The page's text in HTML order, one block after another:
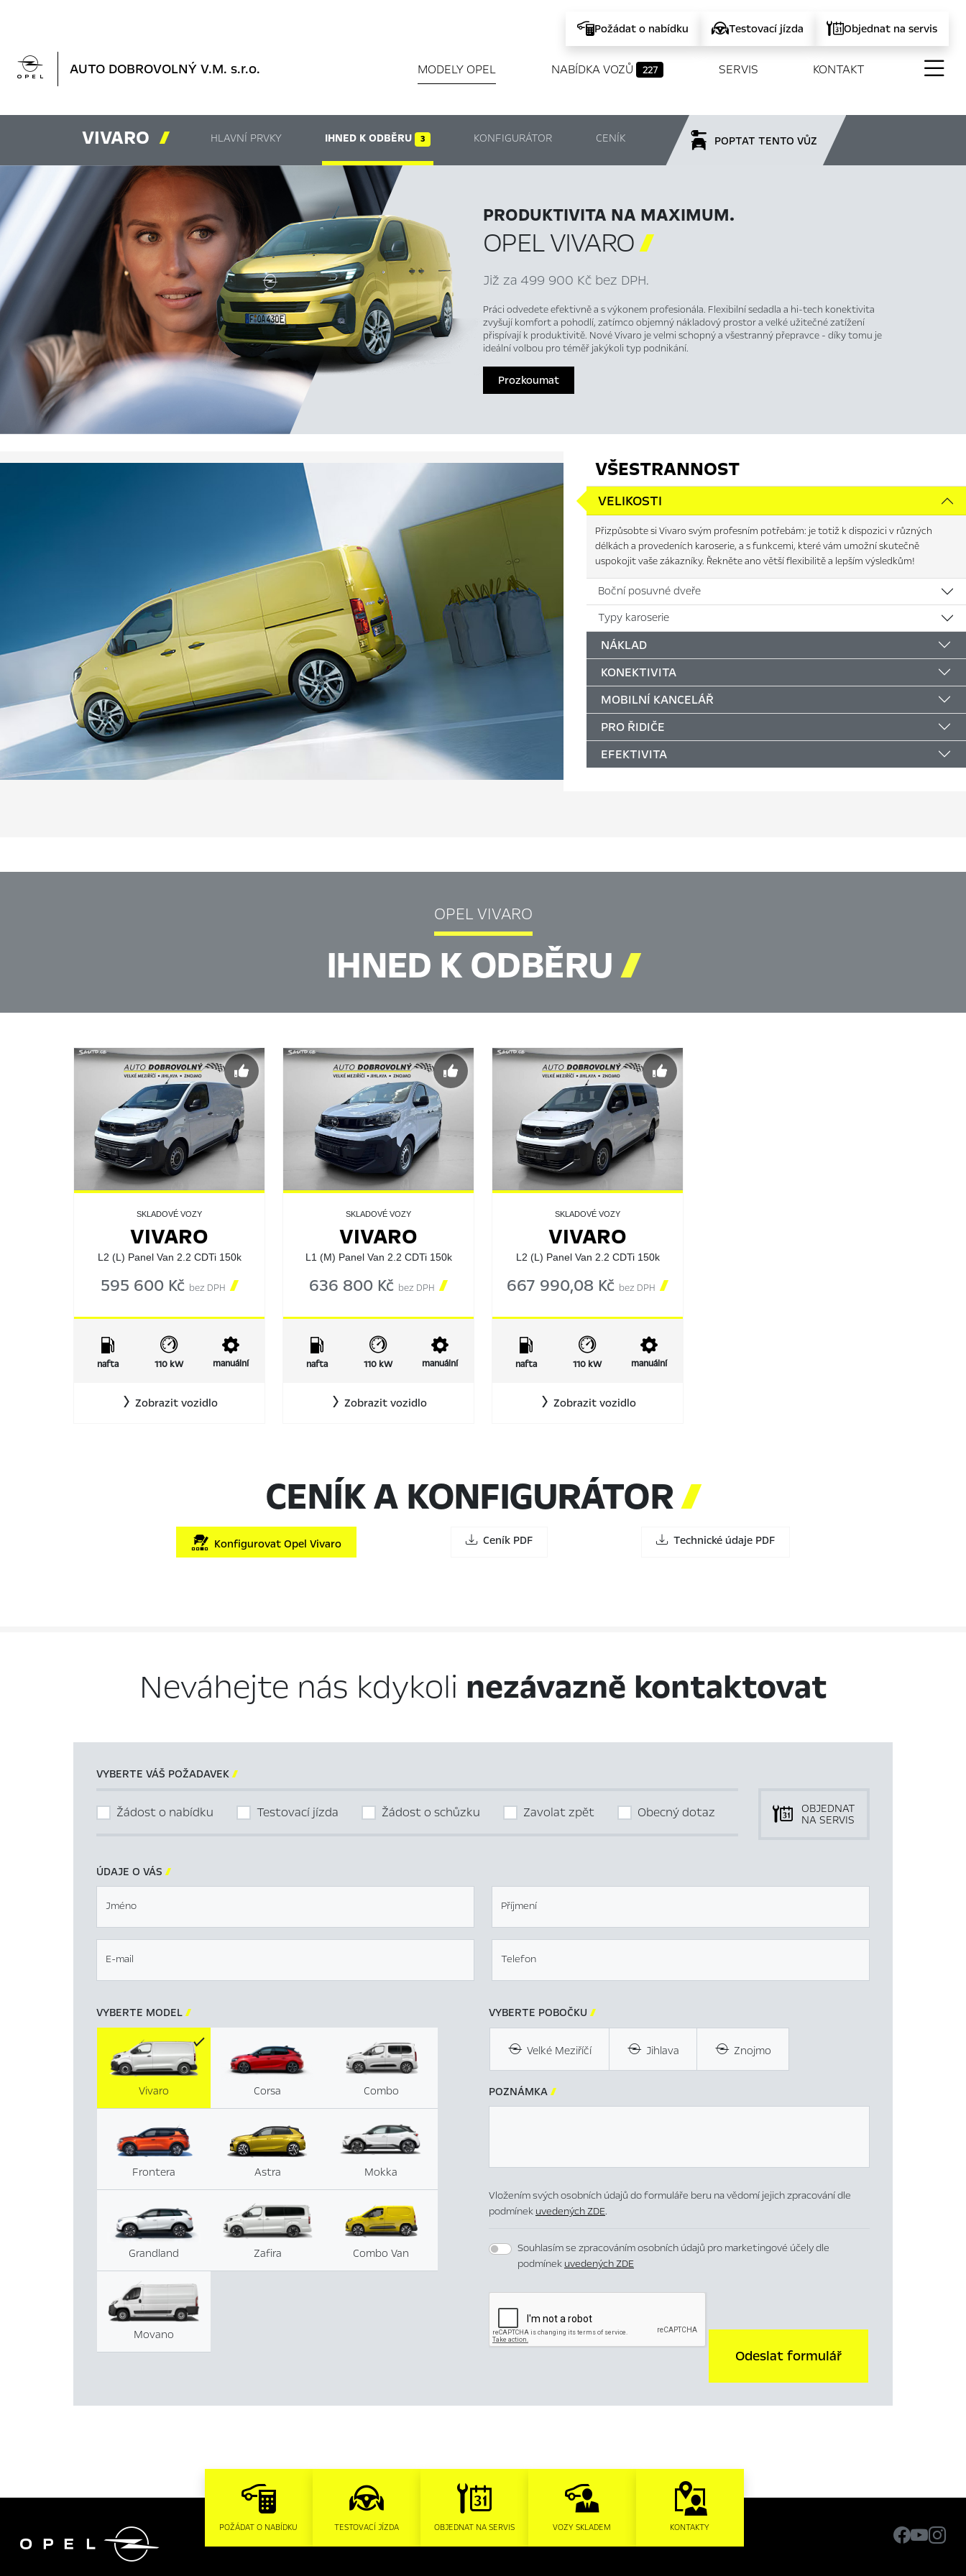
Požádat o nabídku Testovací jízda Objednat na servis
 AUTO DOBROVOLNÝ V.M. s.r.o. MODELY OPEL NABÍDKA VOZŮ 227 SERVIS KONTAKT
VIVARO  HLAVNÍ PRVKY IHNED K ODBĚRU 3 KONFIGURÁTOR CENÍK POPTAT TENTO VŮZ
PRODUKTIVITA NA MAXIMUM.
OPEL VIVARO
Již za 499 900 Kč bez DPH.
Práci odvedete efektivně a s výkonem profesionála. Flexibilní sedadla a hi-tech konektivita
zvyšují komfort a pohodlí, zatímco objemný nákladový prostor a velké užitečné zatížení
přispívají k produktivitě. Nové Vivaro je velmi schopný a všestranný přepravce - díky tomu je
ideální volbou pro téměř jakýkoli typ podnikání.
Prozkoumat
VŠESTRANNOST
VELIKOSTI
Přizpůsobte si Vivaro svým profesním potřebám: je totiž k dispozici v různých
délkách a provedeních karoserie, a s funkcemi, které vám umožní skutečně
uspokojit vaše zákazníky. Řekněte ano větší flexibilitě a lepším výsledkům!
Boční posuvné dveře
Typy karoserie
NÁKLAD
KONEKTIVITA
MOBILNÍ KANCELÁŘ
PRO ŘIDIČE
EFEKTIVITA
OPEL VIVARO
IHNED K ODBĚRU
SKLADOVÉ VOZY
VIVARO
L2 (L) Panel Van 2.2 CDTi 150k
595 600 Kč bez DPH 
nafta 110 kW manuální
Zobrazit vozidlo
SKLADOVÉ VOZY
VIVARO
L1 (M) Panel Van 2.2 CDTi 150k
636 800 Kč bez DPH 
nafta 110 kW manuální
Zobrazit vozidlo
SKLADOVÉ VOZY
VIVARO
L2 (L) Panel Van 2.2 CDTi 150k
667 990,08 Kč bez DPH 
nafta 110 kW manuální
Zobrazit vozidlo
CENÍK A KONFIGURÁTOR
Konfigurovat Opel Vivaro Ceník PDF Technické údaje PDF
Neváhejte nás kdykoli nezávazně kontaktovat
VYBERTE VÁŠ POŽADAVEK 
Žádost o nabídku Testovací jízda Žádost o schůzku Zavolat zpět Obecný dotaz
OBJEDNAT
NA SERVIS
ÚDAJE O VÁS 
Jméno Příjmení
E-mail Telefon
VYBERTE MODEL 
Corsa Combo
Frontera Astra Mokka
Grandland Zafira Combo Van
Vivaro
Movano
VYBERTE POBOČKU 
Velké Meziříčí Jihlava Znojmo
POZNÁMKA 
Vložením svých osobních údajů do formuláře beru na vědomí jejich zpracování dle
podmínek uvedených ZDE.
Souhlasím se zpracováním osobních údajů pro marketingové účely dle
podmínek uvedených ZDE
Odeslat formulář
 POŽÁDAT O NABÍDKU TESTOVACÍ JÍZDA OBJEDNAT NA SERVIS VOZY SKLADEM KONTAKTY